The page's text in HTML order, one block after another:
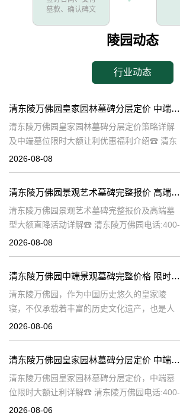
墓款、确认碑文
陵园动态
行业动态
清东陵万佛园皇家园林墓碑分层定价 中端墓位限时大额让利详解及优惠福利
清东陵万佛园皇家园林墓碑分层定价策略详解
及中端墓位限时大额让利优惠福利介绍☎ 清东
陵万佛园电话:400-838-5063清东陵万佛园，作
2026-08-08
清东陵万佛园景观艺术墓碑完整报价 高端墓型大额直降活动详解
清东陵万佛园景观艺术墓碑完整报价及高端墓
型大额直降活动详解☎ 清东陵万佛园电话:400-
838-5063清东陵万佛园，作为中国历史悠久的
2026-08-08
清东陵万佛园中端景观墓碑完整价格 限时减免多年管理费详解
清东陵万佛园，作为中国历史悠久的皇家陵
寝，不仅承载着丰富的历史文化遗产，也是人
们缅怀先人、寄托哀思的重要场所。近年来，
清
2026-08-06
清东陵万佛园皇家园林墓碑分层定价 中端墓位限时大额让利详解
清东陵万佛园皇家园林墓碑分层定价，中端墓
位限时大额让利详解☎ 清东陵万佛园电话:400-
838-5063清东陵万佛园，作为中国历史上著名
2026-08-06